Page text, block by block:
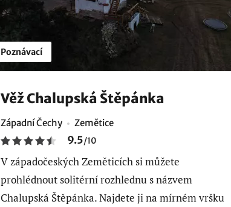
Poznávací
Věž Chalupská Štěpánka
Západní Čechy Zemětice
9.5/10
V západočeských Zeměticích si můžete
prohlédnout solitérní rozhlednu s názvem
Chalupská Štěpánka. Najdete ji na mírném vršku